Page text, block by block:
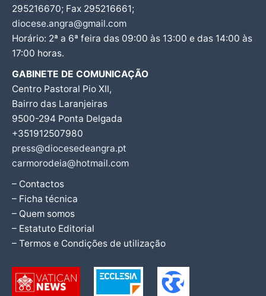
295216670; Fax 295216661;
diocese.angra@gmail.com
Horário: 2ª a 6ª feira das 09:00 às 13:00 e das 14:00 às
17:00 horas.
GABINETE DE COMUNICAÇÃO
Centro Pastoral Pio XII,
Bairro das Laranjeiras
9500-294 Ponta Delgada
+351912507980
press@diocesedeangra.pt
carmorodeia@hotmail.com
– Contactos
– Ficha técnica
– Quem somos
– Estatuto Editorial
– Termos e Condições de utilização